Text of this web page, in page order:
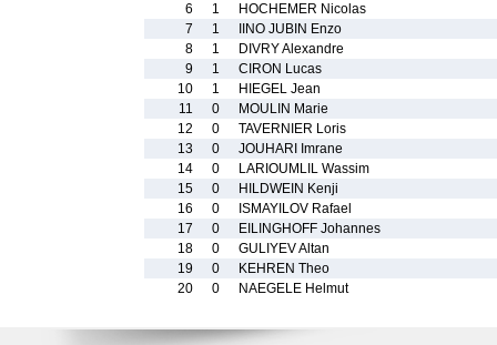
6
1
HOCHEMER Nicolas
7
1
IINO JUBIN Enzo
8
1
DIVRY Alexandre
9
1
CIRON Lucas
10
1
HIEGEL Jean
11
0
MOULIN Marie
12
0
TAVERNIER Loris
13
0
JOUHARI Imrane
14
0
LARIOUMLIL Wassim
15
0
HILDWEIN Kenji
16
0
ISMAYILOV Rafael
17
0
EILINGHOFF Johannes
18
0
GULIYEV Altan
19
0
KEHREN Theo
20
0 NAEGELE Helmut